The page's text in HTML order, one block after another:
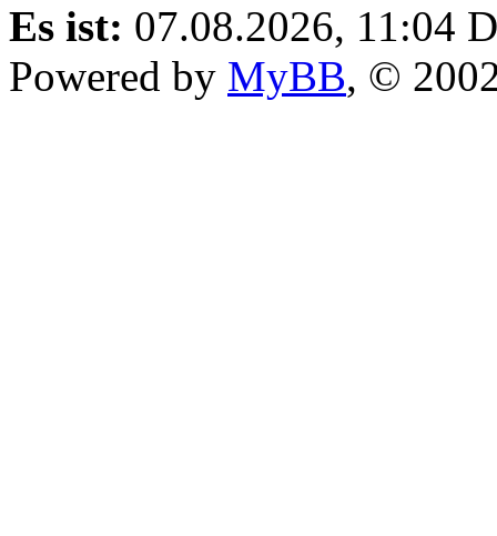
Es ist: 07.08.2026, 11:04
Powered by MyBB, ©